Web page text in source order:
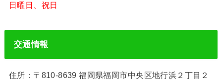
日曜日、祝日
交通情報
住所：〒810-8639 福岡県福岡市中央区地行浜２丁目２